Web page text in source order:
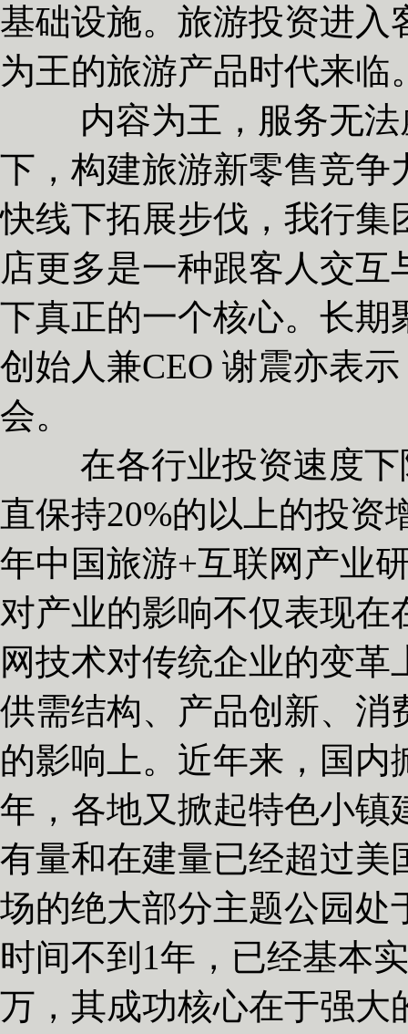
基础设施。旅游投资进入
为王的旅游产品时代来临
内容为王，服务无法
下，构建旅游新零售竞争
快线下拓展步伐，我行集
店更多是一种跟客人交
下真正的一个核心。长期
创始人兼CEO 谢震亦表
会。
在各行业投资速度下
直保持20%的以上的投资
年中国旅游+互联网产业
对产业的影响不仅表现
网技术对传统企业的变
供需结构、产品创新、消
的影响上。近年来，国
年，各地又掀起特色小镇
有量和在建量已经超过美
场的绝大部分主题公园处
时间不到1年，已经基本
万，其成功核心在于强大